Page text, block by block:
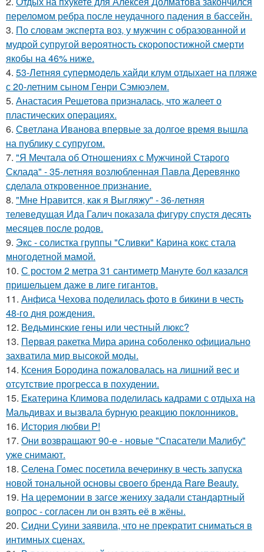
переломом ребра после неудачного падения в бассейн.
3. По словам эксперта воз, у мужчин с образованной и
мудрой супругой вероятность скоропостижной смерти
якобы на 46% ниже.
4. 53-Летняя супермодель хайди клум отдыхает на пляже
с 20-летним сыном Генри Сэмюэлем.
5. Анастасия Решетова призналась, что жалеет о
пластических операциях.
6. Светлана Иванова впервые за долгое время вышла
на публику с супругом.
7. "Я Мечтала об Отношениях с Мужчиной Старого
Склада" - 35-летняя возлюбленная Павла Деревянко
сделала откровенное признание.
8. "Мне Нравится, как я Выгляжу" - 36-летняя
телеведущая Ида Галич показала фигуру спустя десять
месяцев после родов.
9. Экс - солистка группы "Сливки" Карина кокс стала
многодетной мамой.
10. С ростом 2 метра 31 сантиметр Мануте бол казался
пришельцем даже в лиге гигантов.
11. Анфиса Чехова поделилась фото в бикини в честь
48-го дня рождения.
12. Ведьминские гены или честный люкс?
13. Первая ракетка Мира арина соболенко официально
захватила мир высокой моды.
14. Ксения Бородина пожаловалась на лишний вес и
отсутствие прогресса в похудении.
15. Екатерина Климова поделилась кадрами с отдыха на
Мальдивах и вызвала бурную реакцию поклонников.
16. История любви P!
17. Они возвращают 90-е - новые "Спасатели Малибу"
уже снимают.
18. Селена Гомес посетила вечеринку в честь запуска
новой тональной основы своего бренда Rare Beauty.
19. На церемонии в загсе жениху задали стандартный
вопрос - согласен ли он взять её в жёны.
20. Сидни Суини заявила, что не прекратит сниматься в
интимных сценах.